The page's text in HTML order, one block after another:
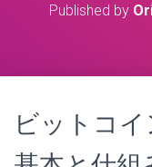
Published by
ビットコ